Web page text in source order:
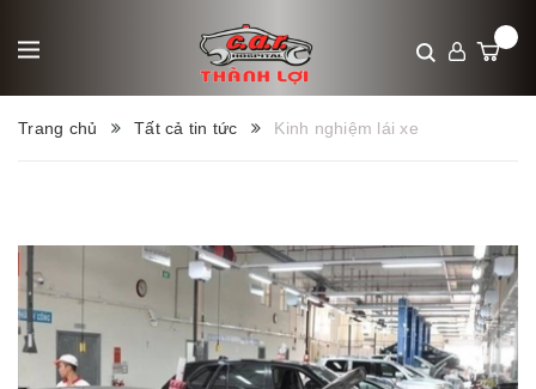
Trang chủ Tất cả tin tức Kinh nghiệm lái xe